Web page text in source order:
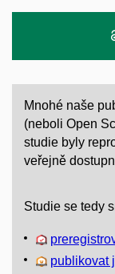
Mnohé naše
(neboli Open
studie byly
veřejně
Studie se tedy
publikovat